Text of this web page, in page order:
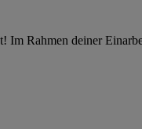
Rahmen deiner
der Partner